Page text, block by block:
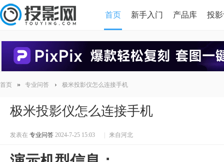
首页 新手入门 产品库 投
首页 » 专业问答 › 极米投影仪怎么连接手机
极米投影仪怎么连接手机
发表在 专业问答 2024-7-25 15:03 来自河北